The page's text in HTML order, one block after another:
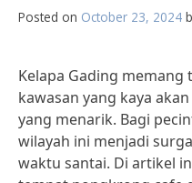
Posted on October 23, 2024
Kelapa Gading memang
kawasan yang kaya
yang menarik. Bagi
wilayah ini menjadi
waktu santai. Di artikel